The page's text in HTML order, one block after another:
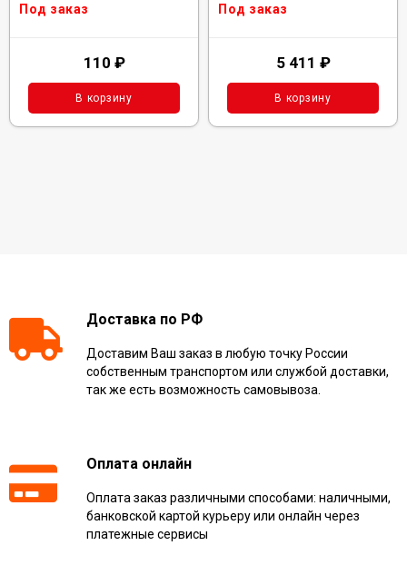
Под заказ
110 ₽
В корзину
Под заказ
5 411 ₽
В корзину
Доставка по РФ
Доставим Ваш заказ в любую точку России
собственным транспортом или службой доставки,
так же есть возможность самовывоза.
Оплата онлайн
Оплата заказ различными способами: наличными,
банковской картой курьеру или онлайн через
платежные сервисы